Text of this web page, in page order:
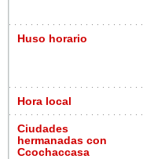
Huso horario
Hora local
Ciudades
hermanadas con
Ccochaccasa